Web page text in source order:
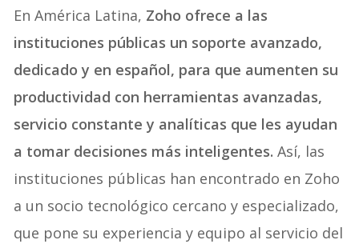
En América Latina, Zoho ofrece a las
instituciones públicas un soporte avanzado,
dedicado y en español, para que aumenten su
productividad con herramientas avanzadas,
servicio constante y analíticas que les ayudan
a tomar decisiones más inteligentes. Así, las
instituciones públicas han encontrado en Zoho
a un socio tecnológico cercano y especializado,
que pone su experiencia y equipo al servicio del